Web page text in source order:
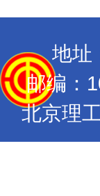
地址
邮编：
北京理